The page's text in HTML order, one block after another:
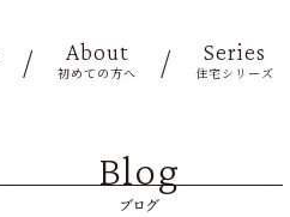
About
初めての方へ
Series
住宅シリーズ
Blog
ブログ